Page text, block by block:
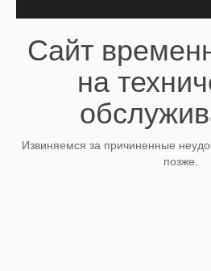
Сайт
на
Извиняемся за причиненные
позже.